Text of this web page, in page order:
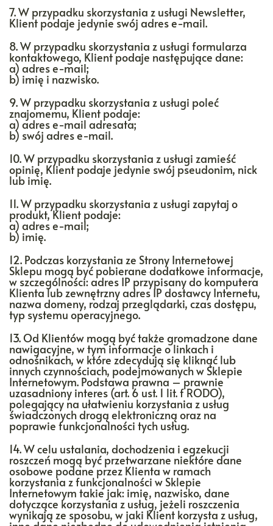
7. W przypadku skorzystania z usługi Newsletter,
Klient podaje jedynie swój adres e-mail.
8. W przypadku skorzystania z usługi formularza
kontaktowego, Klient podaje następujące dane:
a) adres e-mail;
b) imię i nazwisko.
9. W przypadku skorzystania z usługi poleć
znajomemu, Klient podaje:
a) adres e-mail adresata;
b) swój adres e-mail.
10. W przypadku skorzystania z usługi zamieść
opinię, Klient podaje jedynie swój pseudonim, nick
lub imię.
11. W przypadku skorzystania z usługi zapytaj o
produkt, Klient podaje:
a) adres e-mail;
b) imię.
12. Podczas korzystania ze Strony Internetowej
Sklepu mogą być pobierane dodatkowe informacje,
w szczególności: adres IP przypisany do komputera
Klienta lub zewnętrzny adres IP dostawcy Internetu,
nazwa domeny, rodzaj przeglądarki, czas dostępu,
typ systemu operacyjnego.
13. Od Klientów mogą być także gromadzone dane
nawigacyjne, w tym informacje o linkach i
odnośnikach, w które zdecydują się kliknąć lub
innych czynnościach, podejmowanych w Sklepie
Internetowym. Podstawa prawna – prawnie
uzasadniony interes (art. 6 ust. 1 lit. f RODO),
polegający na ułatwieniu korzystania z usług
świadczonych drogą elektroniczną oraz na
poprawie funkcjonalności tych usług.
14. W celu ustalania, dochodzenia i egzekucji
roszczeń mogą być przetwarzane niektóre dane
osobowe podane przez Klienta w ramach
korzystania z funkcjonalności w Sklepie
Internetowym takie jak: imię, nazwisko, dane
dotyczące korzystania z usług, jeżeli roszczenia
wynikają ze sposobu, w jaki Klient korzysta z usług,